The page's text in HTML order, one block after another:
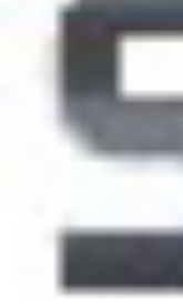
4
1320
11 1508